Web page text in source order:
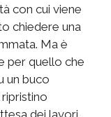
con cui viene
chiedere una
Ma è
per quello che
un buco